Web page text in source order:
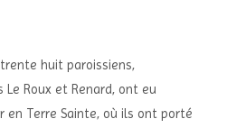
huit paroissiens,
Roux et Renard, ont eu
en Terre Sainte, où ils ont porté